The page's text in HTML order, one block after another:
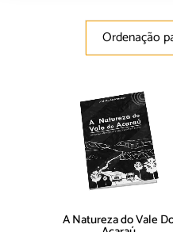
Ordenação
A Natureza do Vale